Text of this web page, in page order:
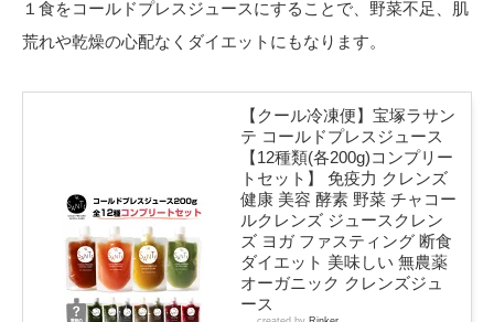
１食をコールドプレスジュースにすることで、野菜不足、肌
荒れや乾燥の心配なくダイエットにもなります。
【クール冷凍便】宝塚ラサン
テ コールドプレスジュース
【12種類(各200g)コンプリー
トセット】 免疫力 クレンズ
健康 美容 酵素 野菜 チャコー
ルクレンズ ジュースクレン
ズ ヨガ ファスティング 断食
ダイエット 美味しい 無農薬
オーガニック クレンズジュ
ース